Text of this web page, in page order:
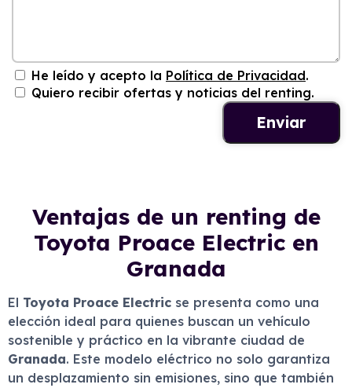
He leído y acepto la Política de Privacidad.
Quiero recibir ofertas y noticias del renting.
Ventajas de un renting de
Toyota Proace Electric en
Granada
El Toyota Proace Electric se presenta como una
elección ideal para quienes buscan un vehículo
sostenible y práctico en la vibrante ciudad de
Granada. Este modelo eléctrico no solo garantiza
un desplazamiento sin emisiones, sino que también